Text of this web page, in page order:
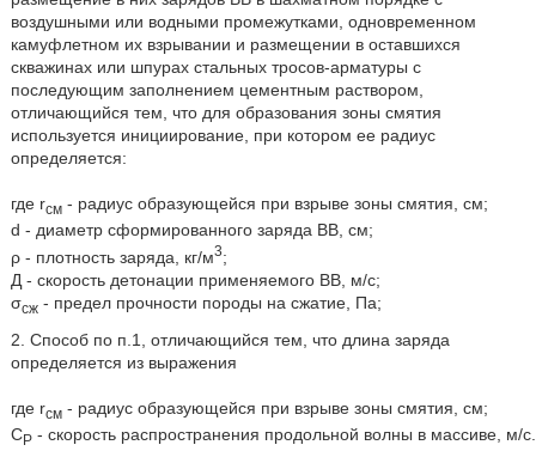
воздушными или водными промежутками, одновременном
камуфлетном их взрывании и размещении в оставшихся
скважинах или шпурах стальных тросов-арматуры с
последующим заполнением цементным раствором,
отличающийся тем, что для образования зоны смятия
используется инициирование, при котором ее радиус
определяется:
где rсм- радиус образующейся при взрыве зоны смятия, см;
d - диаметр сформированного заряда ВВ, см;
ρ - плотность заряда, кг/м3;
Д - скорость детонации применяемого ВВ, м/с;
σсж- предел прочности породы на сжатие, Па;
2. Способ по п.1, отличающийся тем, что длина заряда
определяется из выражения
где rсм- радиус образующейся при взрыве зоны смятия, см;
СP- скорость распространения продольной волны в массиве, м/с.